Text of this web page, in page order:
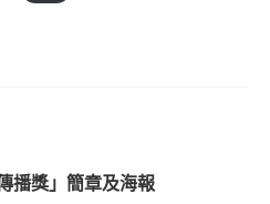
播獎」簡章及海報